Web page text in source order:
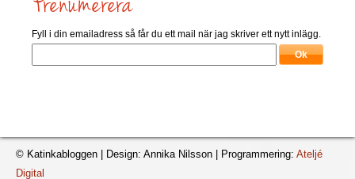
Fyll i din emailadress så får du ett mail när jag skriver ett nytt inlägg.
© Katinkabloggen | Design: Annika Nilsson | Programmering: Ateljé
Digital